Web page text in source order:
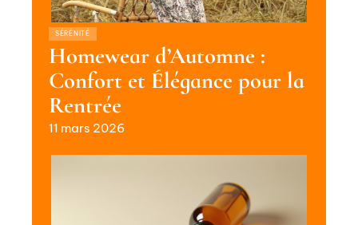
SÉRÉNITÉ
Homewear d’Automne :
Confort et Élégance pour la
Rentrée
11 mars 2026